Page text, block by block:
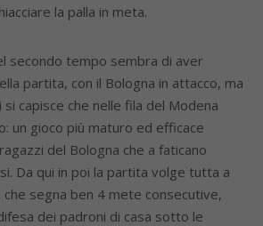
la palla in meta.
secondo tempo sembra di aver
partita, con il Bologna in attacco, ma
capisce che nelle fila del Modena
un gioco più maturo ed efficace
del Bologna che a faticano
Da qui in poi la partita volge tutta a
segna ben 4 mete consecutive,
dei padroni di casa sotto le